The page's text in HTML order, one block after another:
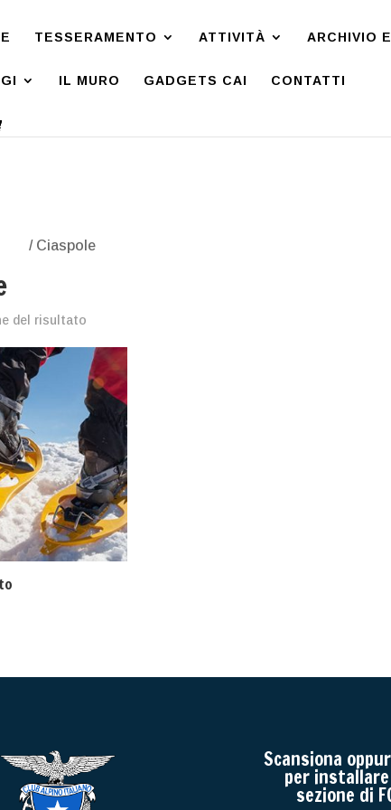
TESSERAMENTO ATTIVITÀ ARCHIVIO
IL MURO GADGETS CAI CONTATTI
/ Ciaspole
del risultato
Scansiona
per installare
sezione di